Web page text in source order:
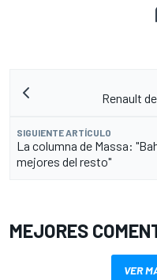
Renault
SIGUIENTE ARTÍCULO
La columna de Massa:
mejores del resto"
MEJORES
VER